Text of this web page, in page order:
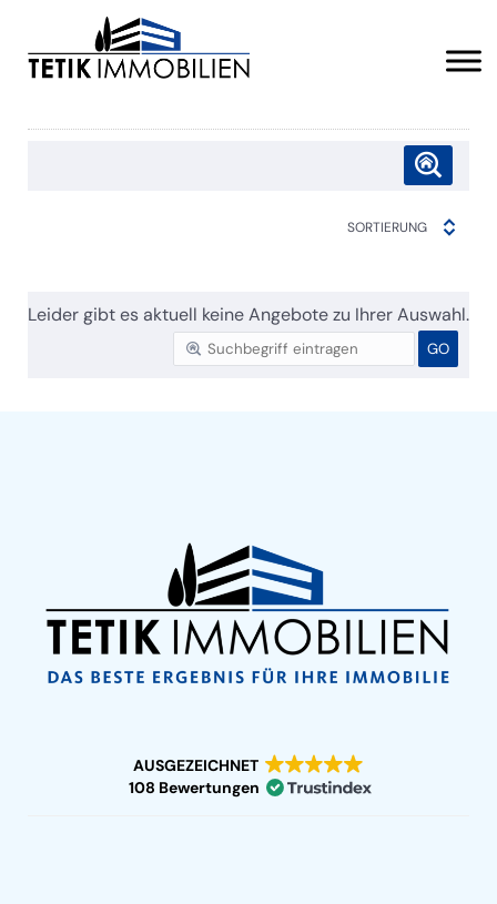
SORTIERUNG
Leider gibt es aktuell keine Angebote zu Ihrer Auswahl.
AUSGEZEICHNET
108 Bewertungen